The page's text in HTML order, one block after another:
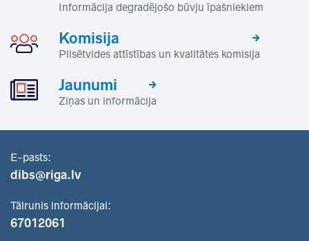
Informācija degradējošo būvju īpašniekiem
Komisija
Pilsētvides attīstības un kvalitātes komisija
Jaunumi
Ziņas un informācija
E-pasts:
dibs@riga.lv
Tālrunis informācijai:
67012061